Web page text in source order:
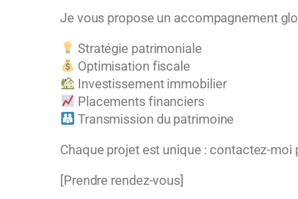
Je vous propose un accompagnement
Stratégie patrimoniale
Optimisation fiscale
Investissement immobilier
Placements financiers
Transmission du patrimoine
Chaque projet est unique : contactez-moi
[Prendre rendez-vous]